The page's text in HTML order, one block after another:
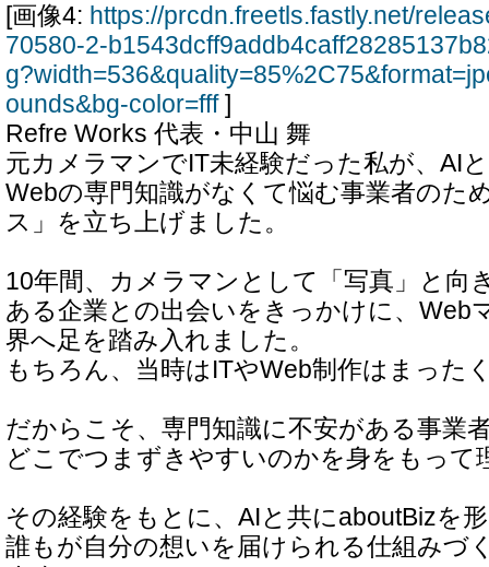
[画像4: https://prcdn.freetls.fastly.net/
70580-2-
ounds&bg-color=fff]
Refre Works 代表・中山 舞
元カメラマンでIT未経験だった私が、AI
Webの専門知識がなくて悩む事業者のた
ス」を立ち上げました。
10年間、カメラマンとして「写真」と向
ある企業との出会いをきっかけに、Web
界へ足を踏み入れました。
もちろん、当時はITやWeb制作はまった
だからこそ、専門知識に不安がある事業
どこでつまずきやすいのかを身をもって
その経験をもとに、AIと共にaboutBizを
誰もが自分の想いを届けられる仕組みづ